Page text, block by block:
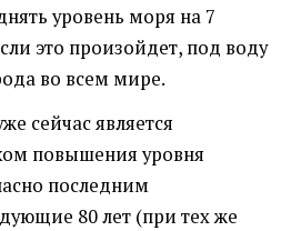
уровень моря на 7
это произойдет, под воду
во всем мире.
сейчас является
повышения уровня
последним
80 лет (при тех же